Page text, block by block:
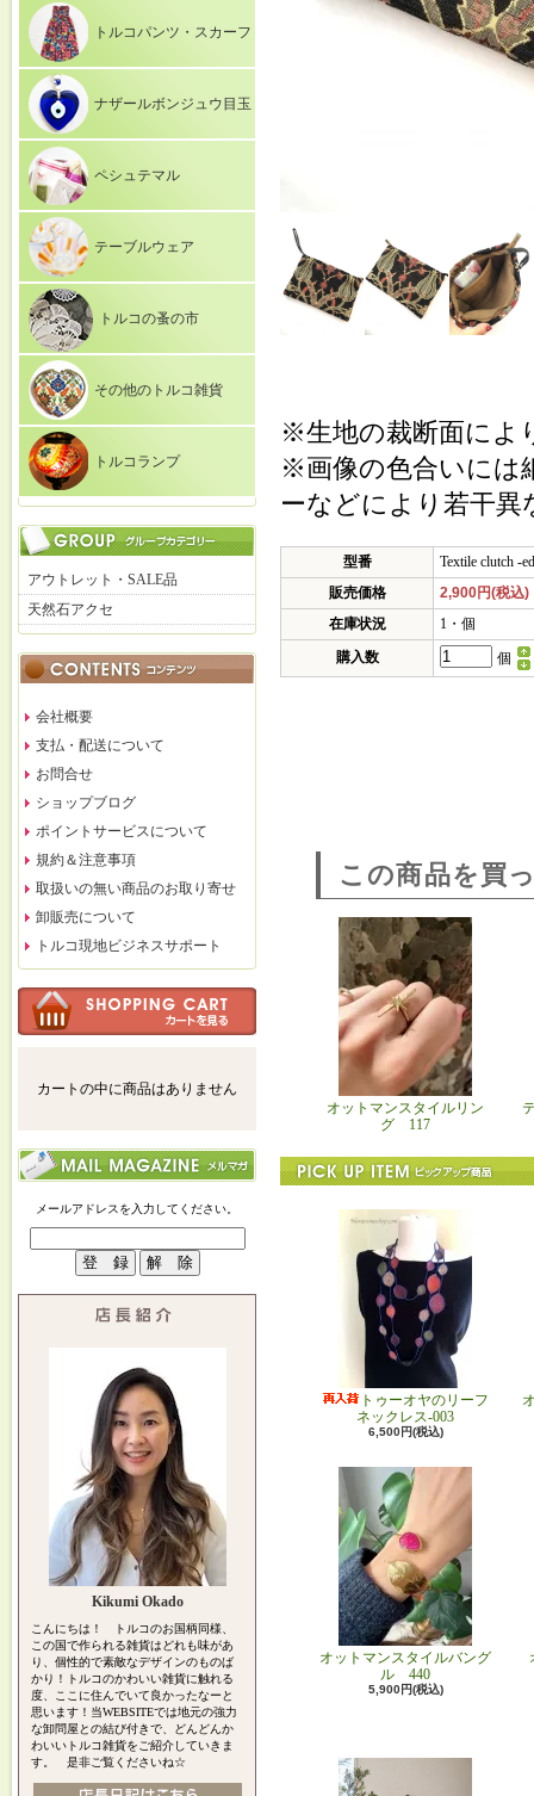
トルコパンツ・スカーフ
ナザールボンジュウ目玉
ペシュテマル
テーブルウェア
トルコの蚤の市
その他のトルコ雑貨
トルコランプ
アウトレット・SALE品
天然石アクセ
会社概要
支払・配送について
お問合せ
ショップブログ
ポイントサービスについて
規約＆注意事項
取扱いの無い商品のお取り寄せ
卸販売について
トルコ現地ビジネスサポート
カートの中に商品はありません
メールアドレスを入力してください。
Kikumi Okado
こんにちは！ トルコのお国柄同様、
この国で作られる雑貨はどれも味があ
り、個性的で素敵なデザインのものば
かり！トルコのかわいい雑貨に触れる
度、ここに住んでいて良かったなーと
思います！当WEBSITEでは地元の強力
な卸問屋との結び付きで、どんどんか
わいいトルコ雑貨をご紹介していきま
す。 是非ご覧くださいね☆
※生地の裁断面によ
※画像の色合いには
ーなどにより若干
型番
Textile clutch -
販売価格
2,900円(税込)
在庫状況
1・個
購入数
個
この商品を買
オットマンスタイルリン
グ 117
トゥーオヤのリーフ
ネックレス-003
6,500円(税込)
オットマンスタイルバング
ル 440
5,900円(税込)